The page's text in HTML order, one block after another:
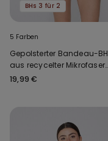
BHs 3 für 2
5 Farben
Gepolsterter Bandeau-BH
aus recycelter Mikrofaser
mit Ausschnitt
19,99 €